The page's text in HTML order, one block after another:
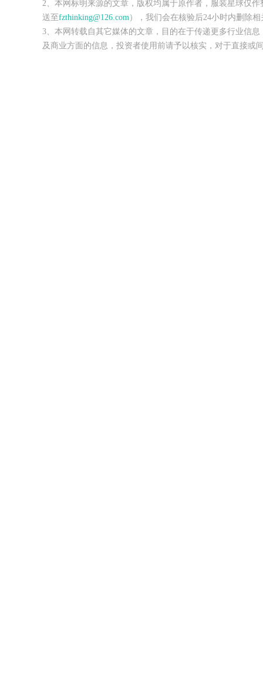
2、本网标明来源的文章，版权均属于原作者，服装星球仅
送至fzthinking@126.com），我们会在核验后24小时内删除
3、本网转载自其它媒体的文章，目的在于传递更多行业信
及商业方面的信息，投资者使用前请予以核实，对于直接或